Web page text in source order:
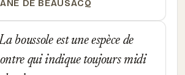
DE BEAUSACQ
boussole est une espèce de
qui indique toujours midi